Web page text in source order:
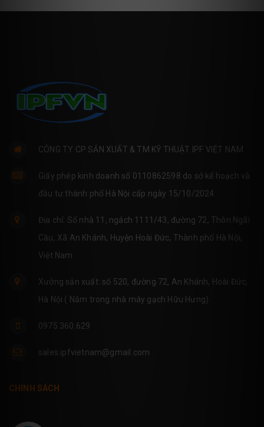
CÔNG TY CP SẢN XUẤT & TM KỸ THUẬT IPF VIỆT NAM
Giấy phép kinh doanh số 0110862598 do sở kế hoạch và
đầu tư thành phố Hà Nội cấp ngày 15/10/2024
Địa chỉ: Số nhà 11, ngách 1111/43, đường 72, Thôn Ngãi
Cầu, Xã An Khánh, Huyện Hoài Đức, Thành phố Hà Nội,
Việt Nam
Xưởng sản xuất: số 520, đường 72, An Khánh, Hoài Đức,
Hà Nội ( Nằm trong nhà máy gạch Hữu Hưng)
0975.360.629
sales.ipfvietnam@gmail.com
CHÍNH SÁCH